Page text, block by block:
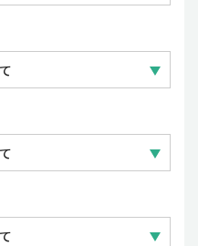
・事務
予定派遣
託
一部出社）
・裁量労働制
OK